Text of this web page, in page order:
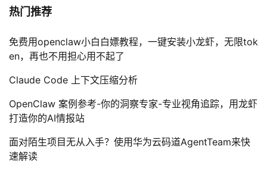
热门推荐
免费用openclaw小白白嫖教程，一键安装小龙虾，无限tok
en，再也不用担心用不起了
Claude Code 上下文压缩分析
OpenClaw 案例参考-你的洞察专家-专业视角追踪，用龙虾
打造你的AI情报站
面对陌生项目无从入手？使用华为云码道AgentTeam来快
速解读